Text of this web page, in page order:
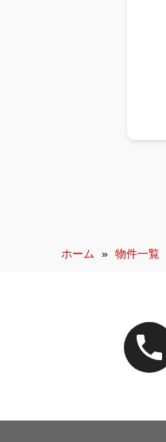
ホーム » 物件一覧